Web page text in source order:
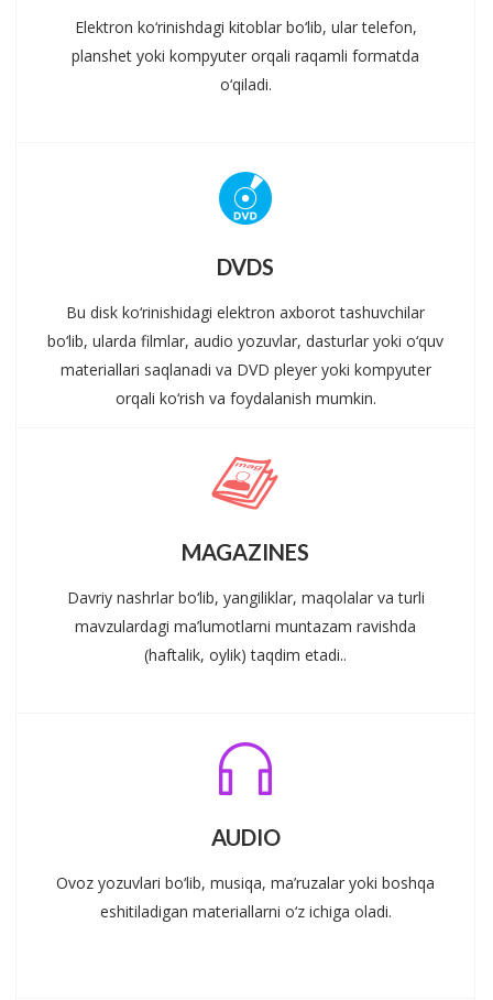
Elektron ko‘rinishdagi kitoblar bo‘lib, ular telefon,
planshet yoki kompyuter orqali raqamli formatda
o‘qiladi.
DVDS
Bu disk ko‘rinishidagi elektron axborot tashuvchilar
bo‘lib, ularda filmlar, audio yozuvlar, dasturlar yoki o‘quv
materiallari saqlanadi va DVD pleyer yoki kompyuter
orqali ko‘rish va foydalanish mumkin.
MAGAZINES
Davriy nashrlar bo‘lib, yangiliklar, maqolalar va turli
mavzulardagi ma’lumotlarni muntazam ravishda
(haftalik, oylik) taqdim etadi..
AUDIO
Ovoz yozuvlari bo‘lib, musiqa, ma’ruzalar yoki boshqa
eshitiladigan materiallarni o‘z ichiga oladi.